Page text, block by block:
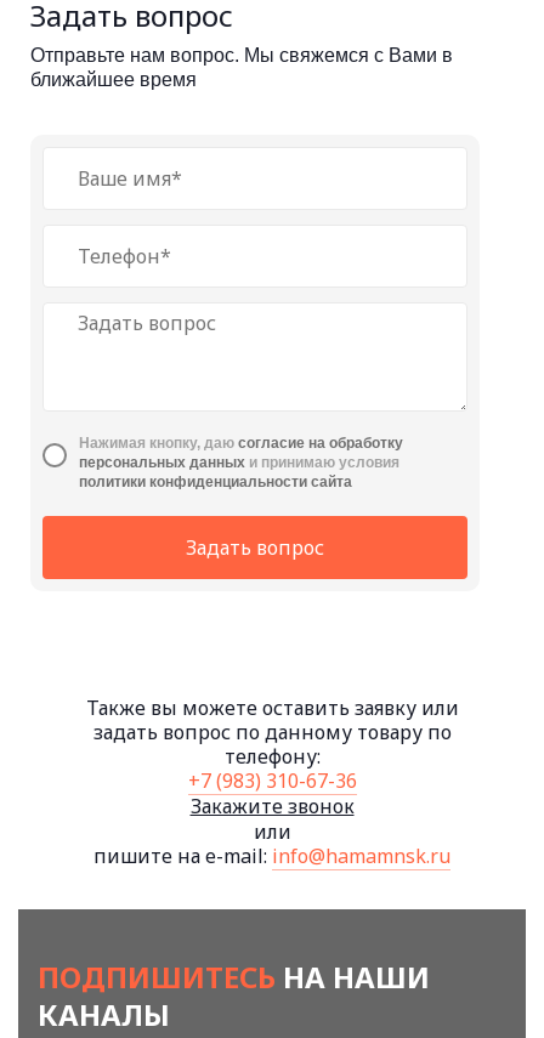
Задать вопрос
Отправьте нам вопрос. Мы свяжемся с Вами в
ближайшее время
Нажимая кнопку, даю cогласие на обработку
персональных данных и принимаю условия
политики конфиденциальности сайта
Задать вопрос
Также вы можете оставить заявку или
задать вопрос по данному товару по
телефону:
+7 (983) 310-67-36
Закажите звонок
или
пишите на e-mail: info@hamamnsk.ru
ПОДПИШИТЕСЬ НА НАШИ
КАНАЛЫ